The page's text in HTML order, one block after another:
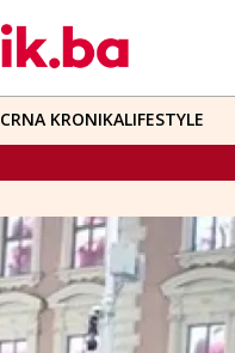
CRNA KRONIKALIFESTYLE